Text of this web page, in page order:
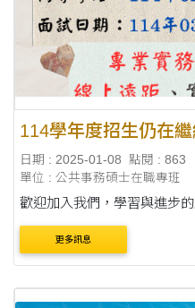
114學年度招生仍在
日期 : 2025-01-08
點閱 : 863
單位 : 公共事務碩士在職專班
歡迎加入我們，學習與進步
更多訊息